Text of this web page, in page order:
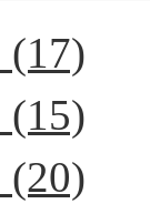
(17)
(15)
(20)